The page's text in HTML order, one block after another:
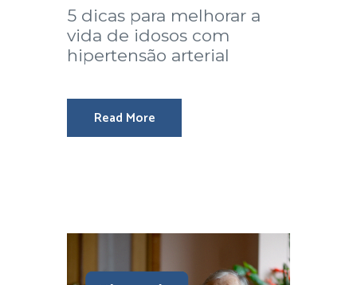
5 dicas para melhorar a
vida de idosos com
hipertensão arterial
Read More